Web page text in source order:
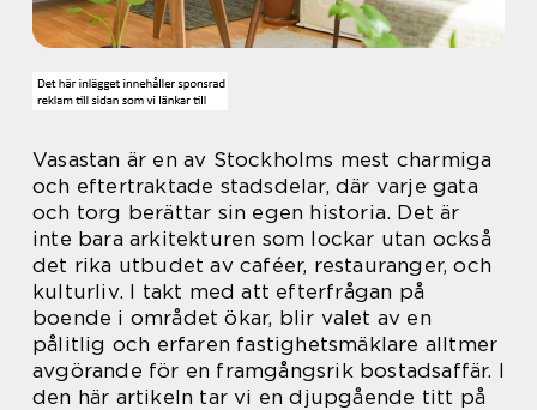
Vasastan är en av Stockholms mest charmiga
och eftertraktade stadsdelar, där varje gata
och torg berättar sin egen historia. Det är
inte bara arkitekturen som lockar utan också
det rika utbudet av caféer, restauranger, och
kulturliv. I takt med att efterfrågan på
boende i området ökar, blir valet av en
pålitlig och erfaren fastighetsmäklare alltmer
avgörande för en framgångsrik bostadsaffär. I
den här artikeln tar vi en djupgående titt på